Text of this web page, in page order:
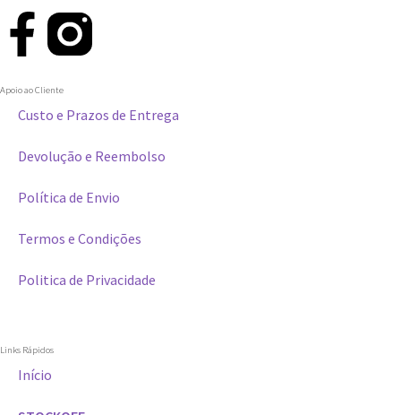
Apoio ao Cliente
Custo e Prazos de Entrega
Devolução e Reembolso
Política de Envio
Termos e Condições
Politica de Privacidade
Links Rápidos
Início